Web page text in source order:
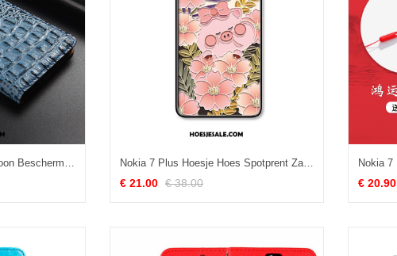
Nokia 7 Plus Hoesje Patroon Bescherming Blauw Mobiele Telefoon Leren Etui Nokia 7 Plus Hoesje Hoes Spotprent Zacht Nacht Siliconen Goedkoop
€ 21.00 € 38.00 € 20.90